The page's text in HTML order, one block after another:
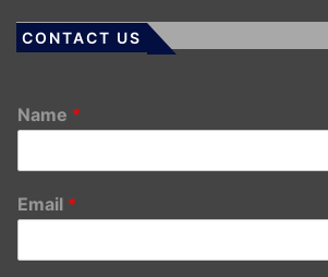
CONTACT US
Name *
Email *